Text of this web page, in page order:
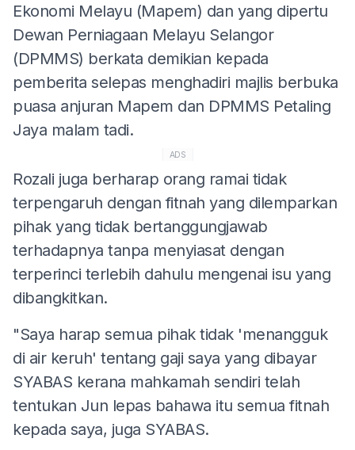
Ekonomi Melayu (Mapem) dan yang dipertu
Dewan Perniagaan Melayu Selangor
(DPMMS) berkata demikian kepada
pemberita selepas menghadiri majlis berbuka
puasa anjuran Mapem dan DPMMS Petaling
Jaya malam tadi.
ADS
Rozali juga berharap orang ramai tidak
terpengaruh dengan fitnah yang dilemparkan
pihak yang tidak bertanggungjawab
terhadapnya tanpa menyiasat dengan
terperinci terlebih dahulu mengenai isu yang
dibangkitkan.
"Saya harap semua pihak tidak 'menangguk
di air keruh' tentang gaji saya yang dibayar
SYABAS kerana mahkamah sendiri telah
tentukan Jun lepas bahawa itu semua fitnah
kepada saya, juga SYABAS.